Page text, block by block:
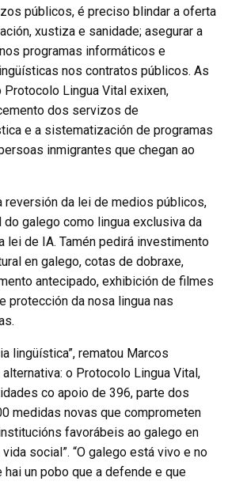
públicos, é preciso blindar a oferta
xustiza e sanidade; asegurar a
programas informáticos e
nos contratos públicos. As
Lingua Vital exixen,
dos servizos de
e a sistematización de programas
inmigrantes que chegan ao
reversión da lei de medios públicos,
galego como lingua exclusiva da
lei de IA. Tamén pedirá investimento
en galego, cotas de dobraxe,
antecipado, exhibición de filmes
protección da nosa lingua nas
lingüística”, rematou Marcos
alternativa: o Protocolo Lingua Vital,
co apoio de 396, parte dos
medidas novas que comprometen
favorábeis ao galego en
social”. “O galego está vivo e no
un pobo que a defende e que